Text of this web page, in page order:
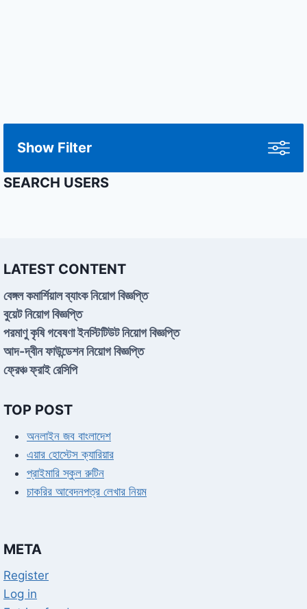
Show Filter
SEARCH USERS
LATEST CONTENT
বেঙ্গল কমার্শিয়াল ব্যাংক নিয়োগ বিজ্ঞপ্তি
বুয়েট নিয়োগ বিজ্ঞপ্তি
পরমাণু কৃষি গবেষণা ইনস্টিটিউট নিয়োগ বিজ্ঞপ্তি
আদ-দ্বীন ফাউন্ডেশন নিয়োগ বিজ্ঞপ্তি
ফ্রেঞ্চ ফ্রাই রেসিপি
TOP POST
অনলাইন জব বাংলাদেশ
এয়ার হোস্টেস ক্যারিয়ার
প্রাইমারি স্কুল রুটিন
চাকরির আবেদনপত্র লেখার নিয়ম
META
Register
Log in